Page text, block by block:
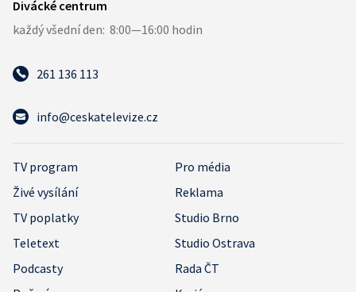
261 136 113
info@ceskatelevize.cz
TV program
Pro média
Živé vysílání
Reklama
TV poplatky
Studio Brno
Teletext
Studio Ostrava
Podcasty
Rada ČT